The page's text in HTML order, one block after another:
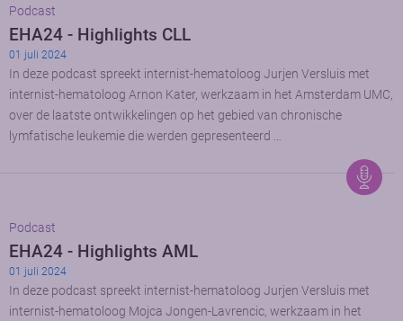
Podcast
EHA24 - Highlights CLL
01 juli 2024
In deze podcast spreekt internist-hematoloog Jurjen Versluis met
internist-hematoloog Arnon Kater, werkzaam in het Amsterdam UMC,
over de laatste ontwikkelingen op het gebied van chronische
lymfatische leukemie die werden gepresenteerd …
Podcast
EHA24 - Highlights AML
01 juli 2024
In deze podcast spreekt internist-hematoloog Jurjen Versluis met
internist-hematoloog Mojca Jongen-Lavrencic, werkzaam in het